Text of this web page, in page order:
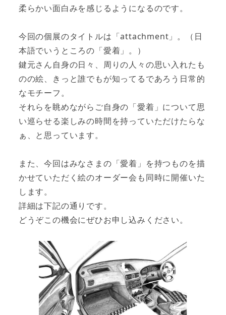
柔らかい面白みを感じるようになるのです。
今回の個展のタイトルは「attachment」。（日
本語でいうところの「愛着」。）
鍵元さん自身の日々、周りの人々の思い入れたも
のの絵、きっと誰でもが知ってるであろう日常的
なモチーフ。
それらを眺めながらご自身の「愛着」について思
い巡らせる楽しみの時間を持っていただけたらな
ぁ、と思っています。
また、今回はみなさまの「愛着」を持つものを描
かせていただく絵のオーダー会も同時に開催いた
します。
詳細は下記の通りです。
どうぞこの機会にぜひお申し込みください。